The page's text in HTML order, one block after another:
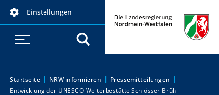
Einstellungen
Sie sind hier:
Startseite NRW informieren
Pressemitteilungen
Entwicklung der UNESCO-Welterbestätte Schlösser Brühl